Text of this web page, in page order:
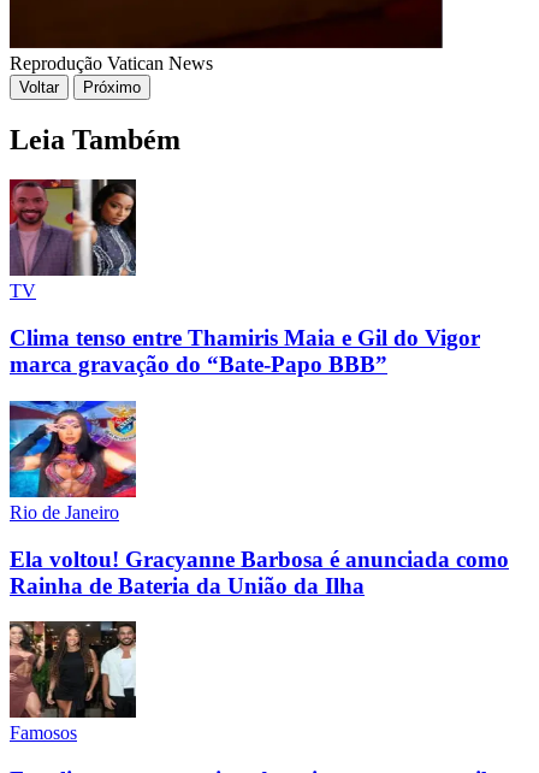
Reprodução Vatican News
Voltar Próximo
Leia Também
TV
Clima tenso entre Thamiris Maia e Gil do Vigor
marca gravação do “Bate-Papo BBB”
Rio de Janeiro
Ela voltou! Gracyanne Barbosa é anunciada como
Rainha de Bateria da União da Ilha
Famosos